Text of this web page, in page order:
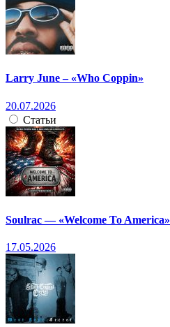
Larry June – «Who Coppin»
20.07.2026
Статьи
Soulrac — «Welcome To America»
17.05.2026